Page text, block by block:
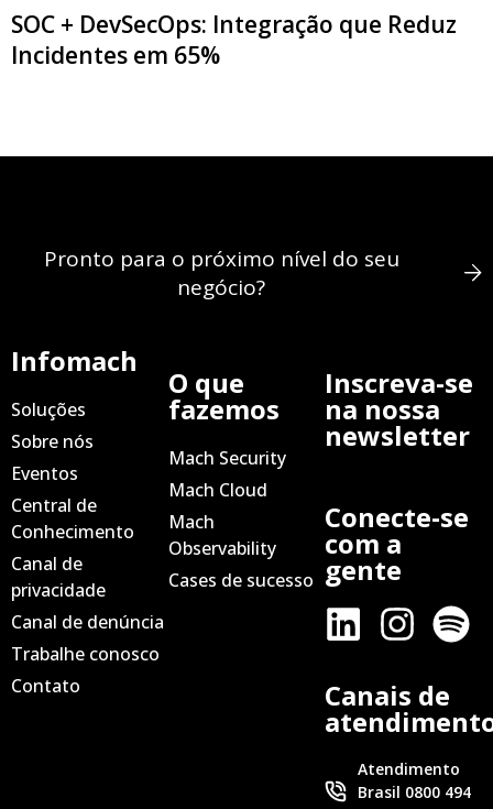
SOC + DevSecOps: Integração que Reduz
Incidentes em 65%
Pronto para o próximo nível do seu
negócio?
Infomach
Soluções
Sobre nós
Eventos
Central de
Conhecimento
Canal de
privacidade
Canal de denúncia
Trabalhe conosco
Contato
O que
fazemos
Mach Security
Mach Cloud
Mach
Observability
Cases de sucesso
Inscreva-se
na nossa
newsletter
Conecte-se
com a
gente
Canais de
Atendimento
Brasil 0800 494